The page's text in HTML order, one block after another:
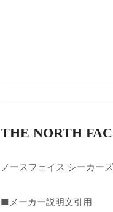
THE NORTH
ノースフェイス シーカー
■メーカー説明文引用